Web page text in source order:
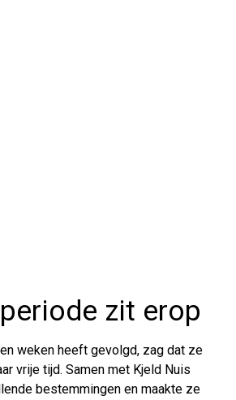
zit erop
weken heeft gevolgd, zag dat ze
vrije tijd. Samen met Kjeld Nuis
bestemmingen en maakte ze